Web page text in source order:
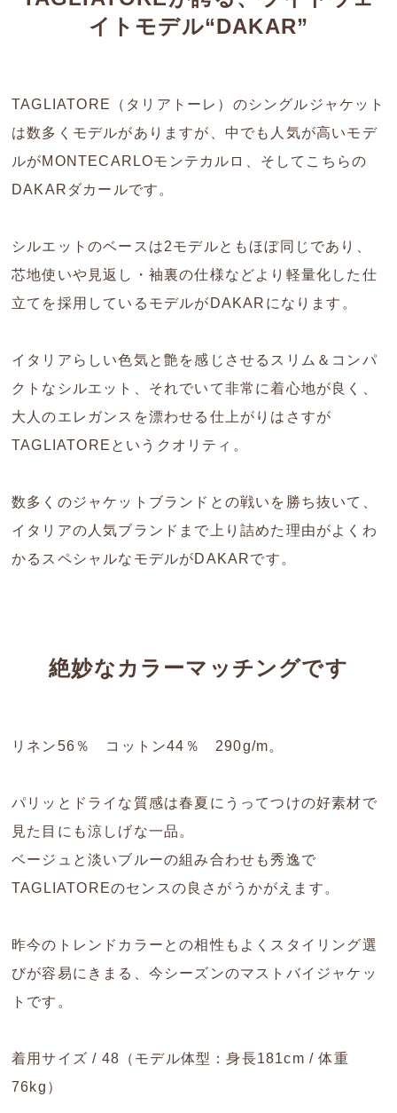
イトモデル“DAKAR”
TAGLIATORE（タリアトーレ）のシングルジャケット
は数多くモデルがありますが、中でも人気が高いモデ
ルがMONTECARLOモンテカルロ、そしてこちらの
DAKARダカールです。
シルエットのベースは2モデルともほぼ同じであり、
芯地使いや見返し・袖裏の仕様などより軽量化した仕
立てを採用しているモデルがDAKARになります。
イタリアらしい色気と艶を感じさせるスリム＆コンパ
クトなシルエット、それでいて非常に着心地が良く、
大人のエレガンスを漂わせる仕上がりはさすが
TAGLIATOREというクオリティ。
数多くのジャケットブランドとの戦いを勝ち抜いて、
イタリアの人気ブランドまで上り詰めた理由がよくわ
かるスペシャルなモデルがDAKARです。
絶妙なカラーマッチングです
リネン56％ コットン44％ 290g/m。
パリッとドライな質感は春夏にうってつけの好素材で
見た目にも涼しげな一品。
ベージュと淡いブルーの組み合わせも秀逸で
TAGLIATOREのセンスの良さがうかがえます。
昨今のトレンドカラーとの相性もよくスタイリング選
びが容易にきまる、今シーズンのマストバイジャケッ
トです。
着用サイズ / 48（モデル体型：身長181cm / 体重
76kg）